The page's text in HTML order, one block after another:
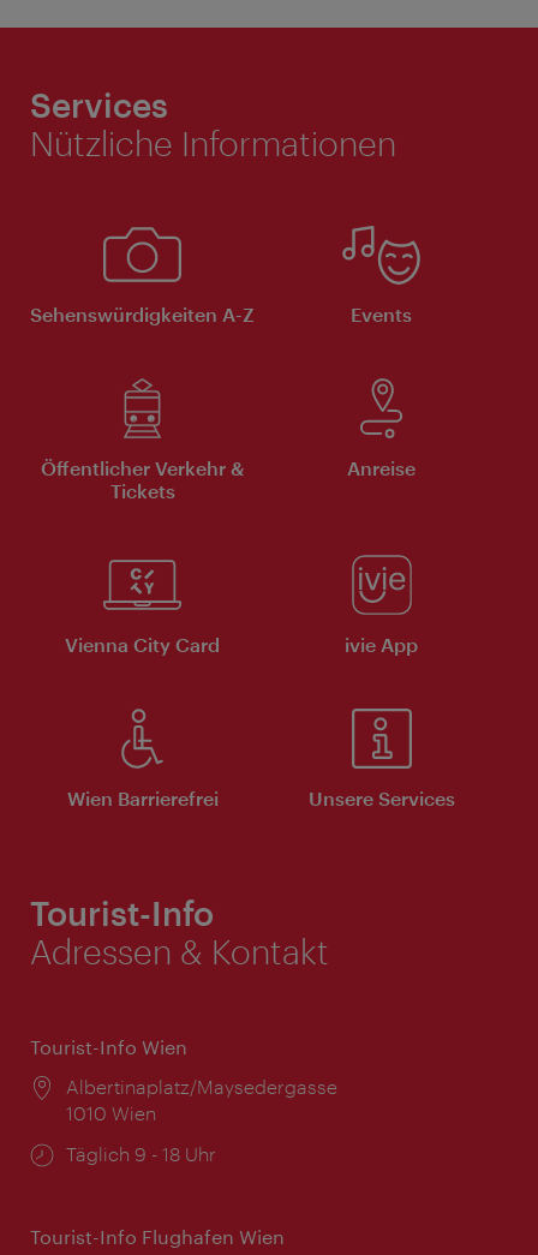
Services
Nützliche Informationen
Sehenswürdigkeiten A-Z Events
Öffentlicher Verkehr &
Tickets
Anreise
Vienna City Card ivie App
Wien Barrierefrei Unsere Services
Tourist-Info
Adressen & Kontakt
Tourist-Info Wien
Ort:
Albertinaplatz/Maysedergasse
1010 Wien
Öffnungszeiten:
Täglich 9 - 18 Uhr
Tourist-Info Flughafen Wien